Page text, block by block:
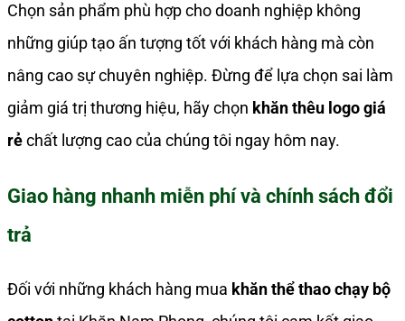
Chọn sản phẩm phù hợp cho doanh nghiệp không
những giúp tạo ấn tượng tốt với khách hàng mà còn
nâng cao sự chuyên nghiệp. Đừng để lựa chọn sai làm
giảm giá trị thương hiệu, hãy chọn khăn thêu logo giá
rẻchất lượng cao của chúng tôi ngay hôm nay.
Giao hàng nhanh miễn phí và chính sách đổi
trả
Đối với những khách hàng mua khăn thể thao chạy bộ